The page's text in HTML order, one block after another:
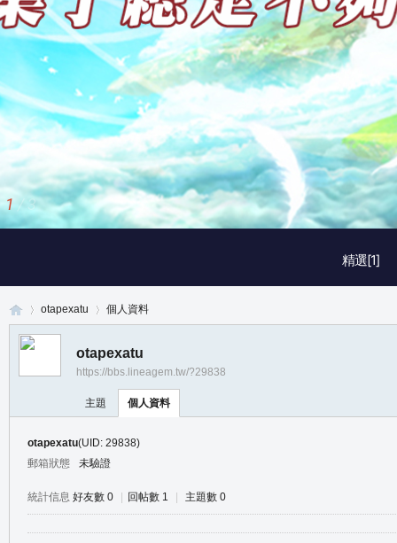
精選[1]
1 / 3
otapexatu 個人資料
otapexatu
https://bbs.lineagem.tw/?29838
主題 個人資料
otapexatu(UID: 29838)
郵箱狀態
未驗證
統計信息 好友數 0 回帖數 1 主題數 0